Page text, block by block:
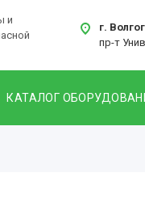
и
г.
пр-т
КАТАЛОГ